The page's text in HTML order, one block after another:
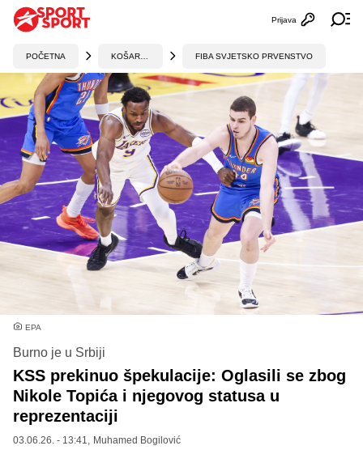
Otvori
Prijava
POČETNA FIBA SVJETSKO PRVENSTVO
EPA
Burno je u Srbiji
KSS prekinuo špekulacije: Oglasili se zbog
Nikole Topića i njegovog statusa u
reprezentaciji
03.06.26. - 13:41, Muhamed Bogilović